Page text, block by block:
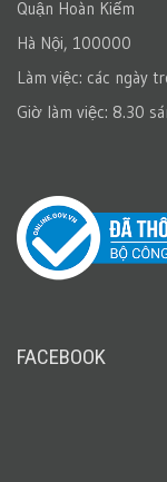
Quận Hoàn Kiếm
Hà Nội, 100000
Làm việc: các ngày
Giờ làm việc: 8.30
FACEBOOK